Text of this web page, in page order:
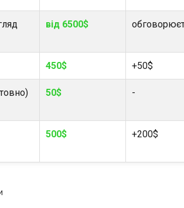
від 6500$
450$ +50$
50$ -
500$ +200$